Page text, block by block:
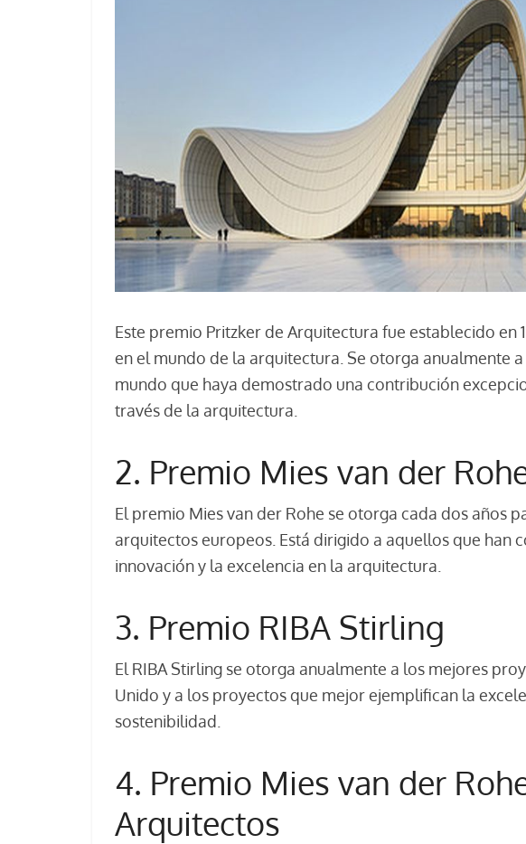
Este premio Pritzker de Arquitectura fue establecido en
en el mundo de la arquitectura. Se otorga anualmente
mundo que haya demostrado una contribución
través de la arquitectura.
2. Premio Mies van der
El premio Mies van der Rohe se otorga cada dos años
arquitectos europeos. Está dirigido a aquellos que han
innovación y la excelencia en la arquitectura.
3. Premio RIBA Stirling
El RIBA Stirling se otorga anualmente a los mejores
Unido y a los proyectos que mejor ejemplifican la
sostenibilidad.
4. Premio Mies van der
Arquitectos